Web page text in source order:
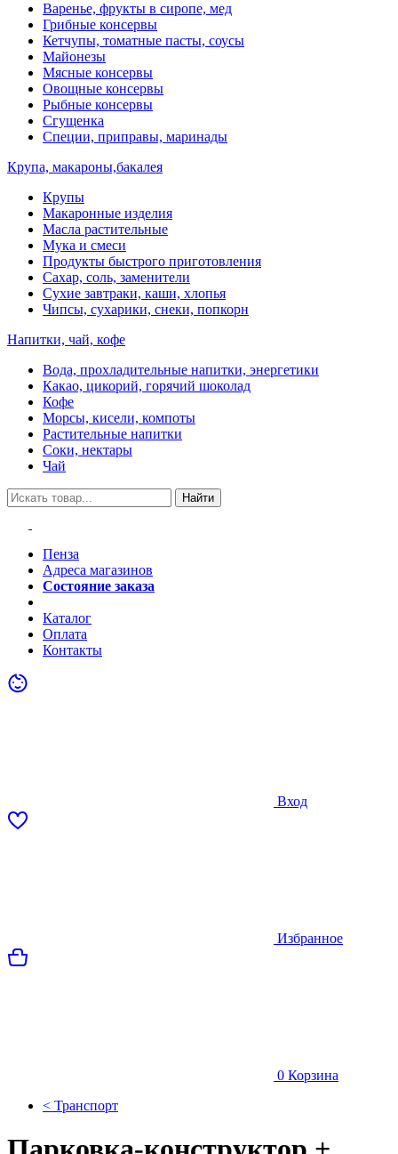
Варенье, фрукты в сиропе, мед
Грибные консервы
Кетчупы, томатные пасты, соусы
Майонезы
Мясные консервы
Овощные консервы
Рыбные консервы
Сгущенка
Специи, приправы, маринады
Крупа, макароны,бакалея
Крупы
Макаронные изделия
Масла растительные
Мука и смеси
Продукты быстрого приготовления
Сахар, соль, заменители
Сухие завтраки, каши, хлопья
Чипсы, сухарики, снеки, попкорн
Напитки, чай, кофе
Вода, прохладительные напитки, энергетики
Какао, цикорий, горячий шоколад
Кофе
Морсы, кисели, компоты
Растительные напитки
Соки, нектары
Чай
Найти
Пенза
Адреса магазинов
Состояние заказа
Каталог
Оплата
Контакты
Вход
Избранное
0 Корзина
< Транспорт